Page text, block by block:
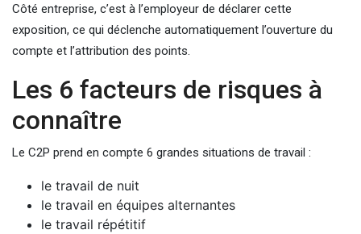
Côté entreprise, c’est à l’employeur de déclarer cette
exposition, ce qui déclenche automatiquement l’ouverture du
compte et l’attribution des points.
Les 6 facteurs de risques à
connaître
Le C2P prend en compte 6 grandes situations de travail :
le travail de nuit
le travail en équipes alternantes
le travail répétitif